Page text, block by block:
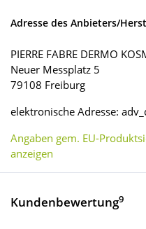
Adresse des Anbieters/
PIERRE FABRE DERMO
Neuer Messplatz 5
79108 Freiburg
elektronische Adresse:
Angaben gem. EU-
anzeigen
Kundenbewertung9